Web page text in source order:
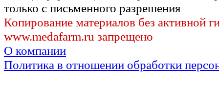
только с письменного разрешения
Копирование материалов без активной
www.medafarm.ru запрещено
О компании
Политика в отношении обработки